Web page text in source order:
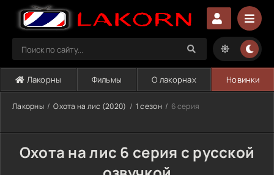
Лакорны Фильмы О лакорнах Новинки
Лакорны Охота на лис (2020) 1 сезон 6 серия
Охота на лис 6 серия с русской